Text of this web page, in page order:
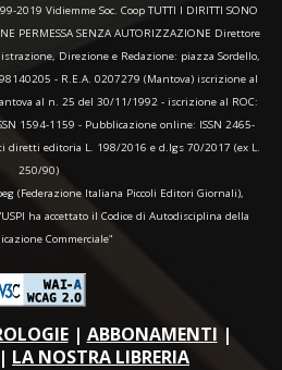
2019 Vidiemme Soc. Coop TUTTI I DIRITTI SONO
PERMESSA SENZA AUTORIZZAZIONE Direttore
Direzione e Redazione: piazza Sordello,
- R.E.A. 0207279 (Mantova) iscrizione al
al n. 25 del 30/11/1992 - iscrizione al ROC:
1594-1159 - Pubblicazione online: ISSN 2465-
diretti editoria L. 198/2016 e d.lgs 70/2017 (ex L.
250/90)
(Federazione Italiana Piccoli Editori Giornali),
ha accettato il Codice di Autodisciplina della
Commerciale"
| ABBONAMENTI |
| LA NOSTRA LIBRERIA